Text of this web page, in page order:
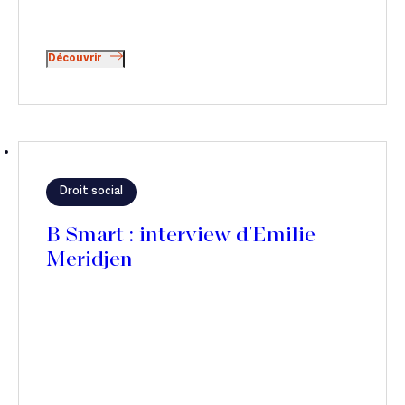
Découvrir
Droit social
B Smart : interview d'Emilie
Meridjen